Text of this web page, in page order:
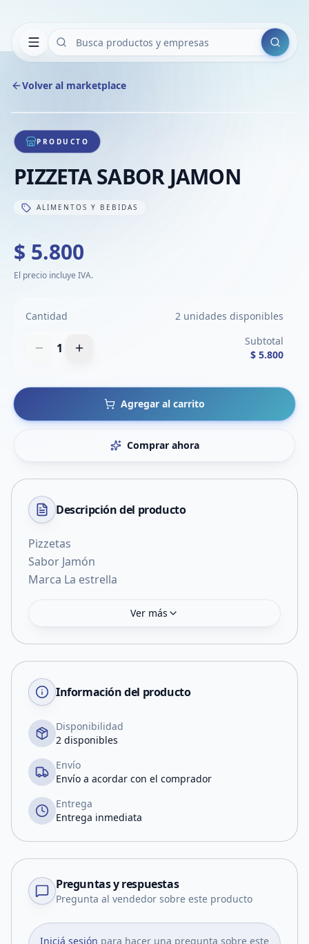
Buscar
Volver al marketplace
1/1
PRODUCTO
PIZZETA SABOR JAMON
ALIMENTOS Y BEBIDAS
$ 5.800
El precio incluye IVA.
Cantidad 2 unidades disponibles
1
Subtotal
$ 5.800
Agregar al carrito
Comprar ahora
Descripción del producto
Pizzetas
Sabor Jamón
Marca La estrella
Ver más
Información del producto
Disponibilidad
2 disponibles
Envío
Envío a acordar con el comprador
Entrega
Entrega inmediata
Preguntas y respuestas
Pregunta al vendedor sobre este producto
Iniciá sesión para hacer una pregunta sobre este